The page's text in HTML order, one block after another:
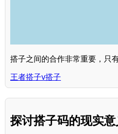
搭子之间的合作非常重要，只
王者搭子v搭子
探讨搭子码的现实意